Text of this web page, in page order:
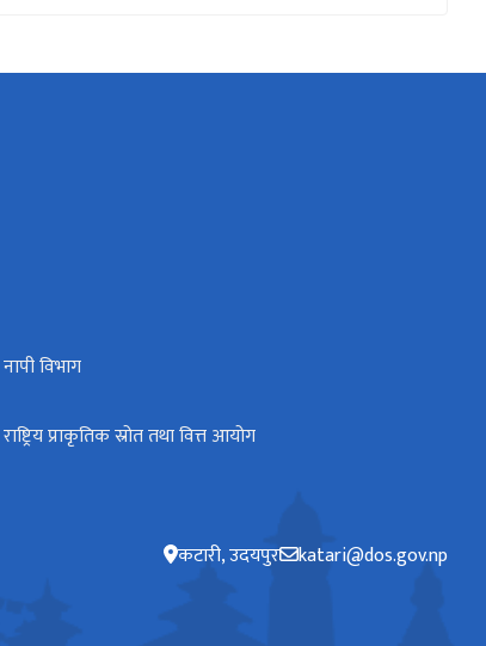
नापी विभाग
राष्ट्रिय प्राकृतिक स्रोत तथा वित्त आयोग
कटारी, उदयपुर katari@dos.gov.np